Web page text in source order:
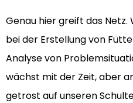
Genau hier greift das
bei der Erstellung von
Analyse von
wächst mit der Zeit, aber
getrost auf unseren